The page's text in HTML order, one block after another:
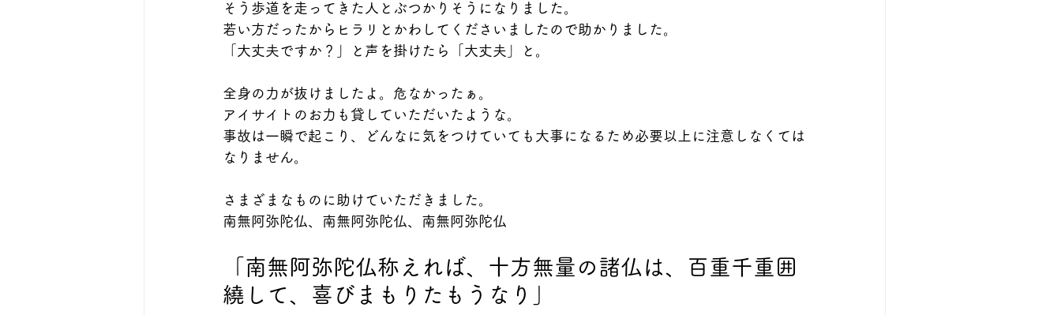
そう歩道を走ってきた人とぶつかりそうになりました。
若い方だったからヒラリとかわしてくださいましたので助かりました。
「大丈夫ですか？」と声を掛けたら「大丈夫」と。
全身の力が抜けましたよ。危なかったぁ。
アイサイトのお力も貸していただいたような。
事故は一瞬で起こり、どんなに気をつけていても大事になるため必要以上に注意しなくては
なりません。
さまざまなものに助けていただきました。
南無阿弥陀仏、南無阿弥陀仏、南無阿弥陀仏
「南無阿弥陀仏称えれば、十方無量の諸仏は、百重千重囲
繞して、喜びまもりたもうなり」